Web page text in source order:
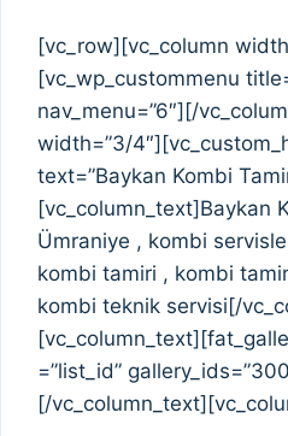
[vc_row][vc_column
[vc_wp_custommenu
nav_menu=”6″][/
width=”3/
text=”Baykan Kombi
[vc_column_text]Baykan
Ümraniye , kombi
kombi tamiri , kombi
kombi teknik servisi[/
=”list_id”
[/